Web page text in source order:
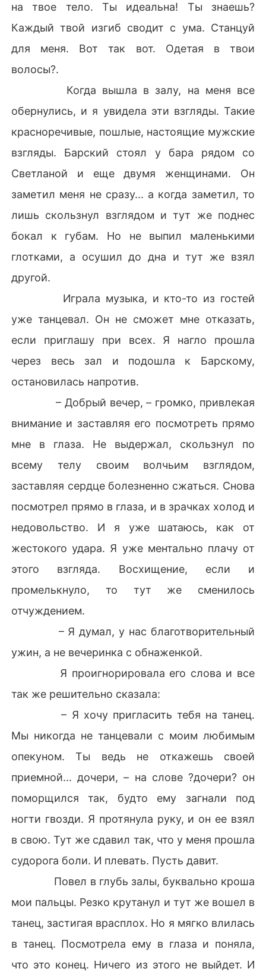
на твое тело. Ты идеальна! Ты знаешь?
Каждый твой изгиб сводит с ума. Станцуй
для меня. Вот так вот. Одетая в твои
волосы?.
Когда вышла в залу, на меня все
обернулись, и я увидела эти взгляды. Такие
красноречивые, пошлые, настоящие мужские
взгляды. Барский стоял у бара рядом со
Светланой и еще двумя женщинами. Он
заметил меня не сразу... а когда заметил, то
лишь скользнул взглядом и тут же поднес
бокал к губам. Но не выпил маленькими
глотками, а осушил до дна и тут же взял
другой.
Играла музыка, и кто-то из гостей
уже танцевал. Он не сможет мне отказать,
если приглашу при всех. Я нагло прошла
через весь зал и подошла к Барскому,
остановилась напротив.
– Добрый вечер, – громко, привлекая
внимание и заставляя его посмотреть прямо
мне в глаза. Не выдержал, скользнул по
всему телу своим волчьим взглядом,
заставляя сердце болезненно сжаться. Снова
посмотрел прямо в глаза, и в зрачках холод и
недовольство. И я уже шатаюсь, как от
жестокого удара. Я уже ментально плачу от
этого взгляда. Восхищение, если и
промелькнуло, то тут же сменилось
отчуждением.
– Я думал, у нас благотворительный
ужин, а не вечеринка с обнаженкой.
Я проигнорировала его слова и все
так же решительно сказала:
– Я хочу пригласить тебя на танец.
Мы никогда не танцевали с моим любимым
опекуном. Ты ведь не откажешь своей
приемной... дочери, – на слове ?дочери? он
поморщился так, будто ему загнали под
ногти гвозди. Я протянула руку, и он ее взял
в свою. Тут же сдавил так, что у меня прошла
судорога боли. И плевать. Пусть давит.
Повел в глубь залы, буквально кроша
мои пальцы. Резко крутанул и тут же вошел в
танец, застигая врасплох. Но я мягко влилась
в танец. Посмотрела ему в глаза и поняла,
что это конец. Ничего из этого не выйдет. И